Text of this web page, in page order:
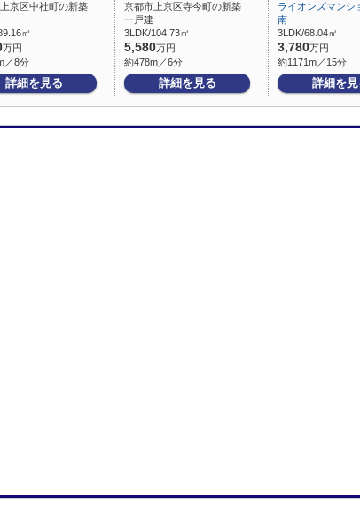
京区中社町の新築
㎡
万円
／8分
詳細を見る
京都市上京区寺今町の新築
一戸建
3LDK/104.73㎡
5,580万円
約478m／6分
詳細を見る
ライオンズマンシ
南
3LDK/68.04㎡
3,780万円
約1171m／15分
詳細を見